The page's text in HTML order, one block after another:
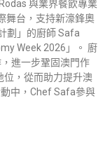
與業界餐飲專業
舞台，支持新濠鋒奧
劃」的廚師 Safa
Week 2026」。 廚
進一步鞏固澳門作
位，從而助力提升澳
中，Chef Safa參與